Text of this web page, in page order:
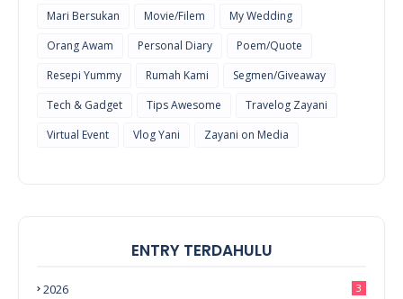
Mari Bersukan
Movie/Filem
My Wedding
Orang Awam
Personal Diary
Poem/Quote
Resepi Yummy
Rumah Kami
Segmen/Giveaway
Tech & Gadget
Tips Awesome
Travelog Zayani
Virtual Event
Vlog Yani Zayani on Media
ENTRY TERDAHULU
2026 3